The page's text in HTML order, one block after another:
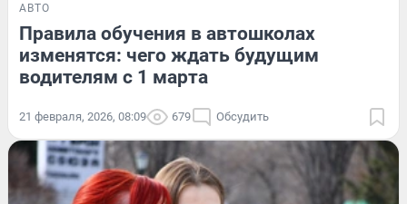
АВТО
Правила обучения в автошколах
изменятся: чего ждать будущим
водителям с 1 марта
21 февраля, 2026, 08:09 679 Обсудить